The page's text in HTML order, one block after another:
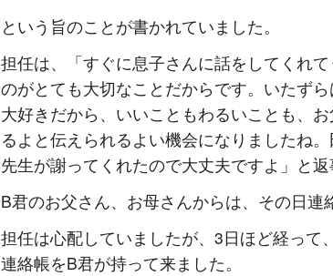
という旨のことが書かれていました。
担任は、「すぐに息子さんに話をしてくれ
のがとても大切なことだからです。いたず
大好きだから、いいこともわるいことも、
るよと伝えられるよい機会になりましたね
先生が謝ってくれたので大丈夫ですよ」と返
B君のお父さん、お母さんからは、その日連
担任は心配していましたが、3日ほど経って
連絡帳をB君が持って来ました。